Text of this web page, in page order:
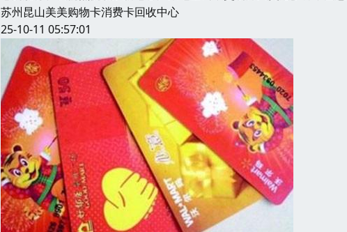
苏州昆山美美购物卡消费卡回收中心
25-10-11 05:57:01